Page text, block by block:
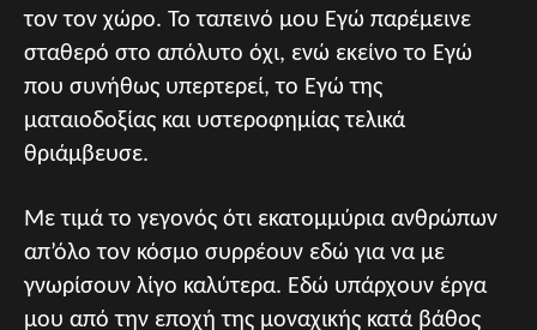
τον τον χώρο. Το ταπεινό μου Εγώ παρέμεινε
σταθερό στο απόλυτο όχι, ενώ εκείνο το Εγώ
που συνήθως υπερτερεί, το Εγώ της
ματαιοδοξίας και υστεροφημίας τελικά
θριάμβευσε.
Με τιμά το γεγονός ότι εκατομμύρια ανθρώπων
απ’όλο τον κόσμο συρρέουν εδώ για να με
γνωρίσουν λίγο καλύτερα. Εδώ υπάρχουν έργα
μου από την εποχή της μοναχικής κατά βάθος